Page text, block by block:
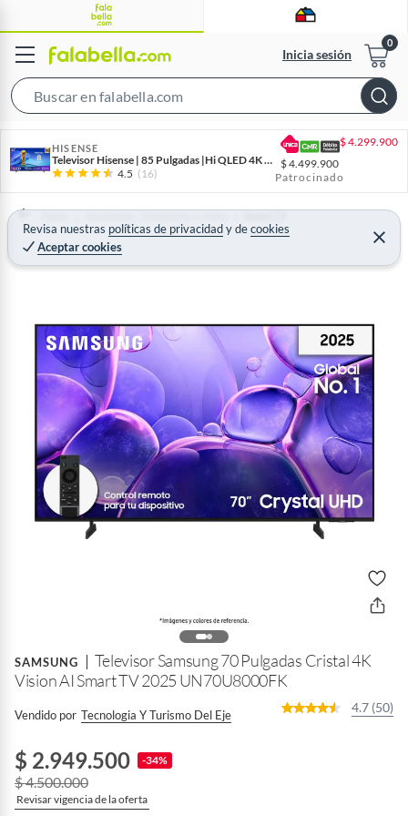
Inicia sesión
h
B
HISENSE
Televisor Hisense | 85 Pulgadas |Hi QLED 4K | 85Q6QV
4.5 (16)
$4.299.900
$4.499.900
Patrocinado
Revisa nuestras políticas de privacidadydecookies
Aceptar cookies
C
e
r
Home Tecnología - Televisores y Video Smart TV
SAMSUNG
Televisor Samsung 70 Pulgadas Cristal 4K
Vision AI Smart TV 2025 UN70U8000FK
Vendido por Tecnologia Y Turismo Del Eje
4.7 (50)
$ 2.949.500 -34%
$ 4.500.000
Revisar vigencia de la oferta